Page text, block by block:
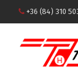
+36 (84) 310